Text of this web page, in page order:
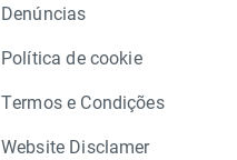
Denúncias
Política de cookie
Termos e Condições
Website Disclamer